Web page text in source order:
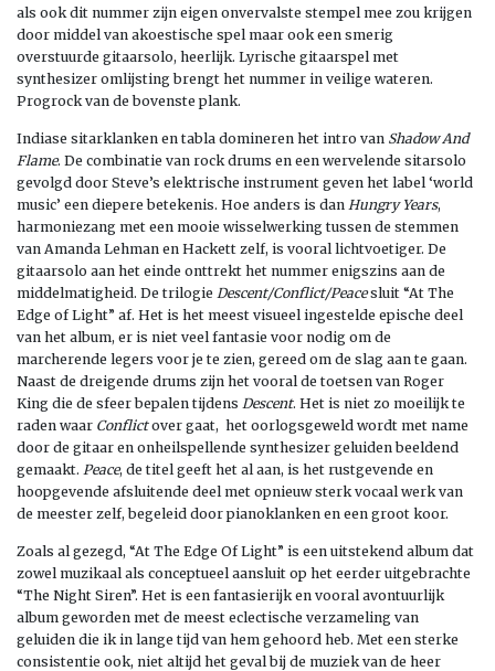
als ook dit nummer zijn eigen onvervalste stempel mee zou krijgen
door middel van akoestische spel maar ook een smerig
overstuurde gitaarsolo, heerlijk. Lyrische gitaarspel met
synthesizer omlijsting brengt het nummer in veilige wateren.
Progrock van de bovenste plank.
Indiase sitarklanken en tabla domineren het intro van Shadow And
Flame. De combinatie van rock drums en een wervelende sitarsolo
gevolgd door Steve’s elektrische instrument geven het label ‘world
music’ een diepere betekenis. Hoe anders is dan Hungry Years,
harmoniezang met een mooie wisselwerking tussen de stemmen
van Amanda Lehman en Hackett zelf, is vooral lichtvoetiger. De
gitaarsolo aan het einde onttrekt het nummer enigszins aan de
middelmatigheid. De trilogie Descent/Conflict/Peacesluit “At The
Edge of Light” af. Het is het meest visueel ingestelde epische deel
van het album, er is niet veel fantasie voor nodig om de
marcherende legers voor je te zien, gereed om de slag aan te gaan.
Naast de dreigende drums zijn het vooral de toetsen van Roger
King die de sfeer bepalen tijdens Descent. Het is niet zo moeilijk te
raden waar Conflictover gaat, het oorlogsgeweld wordt met name
door de gitaar en onheilspellende synthesizer geluiden beeldend
gemaakt. Peace, de titel geeft het al aan, is het rustgevende en
hoopgevende afsluitende deel met opnieuw sterk vocaal werk van
de meester zelf, begeleid door pianoklanken en een groot koor.
Zoals al gezegd, “At The Edge Of Light” is een uitstekend album dat
zowel muzikaal als conceptueel aansluit op het eerder uitgebrachte
“The Night Siren”. Het is een fantasierijk en vooral avontuurlijk
album geworden met de meest eclectische verzameling van
geluiden die ik in lange tijd van hem gehoord heb. Met een sterke
consistentie ook, niet altijd het geval bij de muziek van de heer